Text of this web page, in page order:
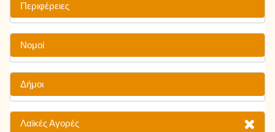
Περιφέρειες
Νομοί
Δήμοι
Λαϊκές Αγορές